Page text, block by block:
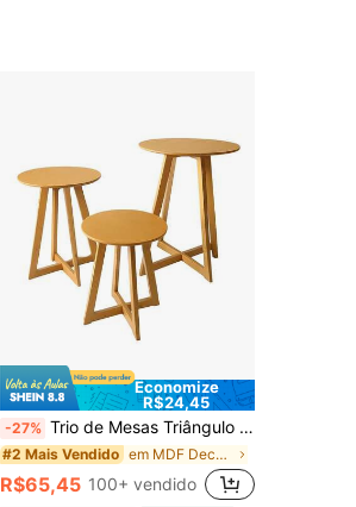
Economize
R$24,45
-27% Trio de Mesas Triângulo MDF Cru Decorativo | Mesas para Festa, Evento, Lojas e Ambientes
#2 Mais Vendido em MDF Decoração do festival
R$65,45 100+ vendido